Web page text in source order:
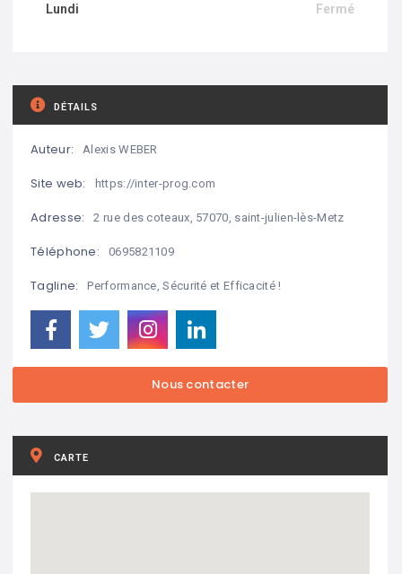
Lundi Fermé
DÉTAILS
Auteur: Alexis WEBER
Site web: https://inter-prog.com
Adresse: 2 rue des coteaux, 57070, saint-julien-lès-Metz
Téléphone: 0695821109
Tagline: Performance, Sécurité et Efficacité !
CARTE